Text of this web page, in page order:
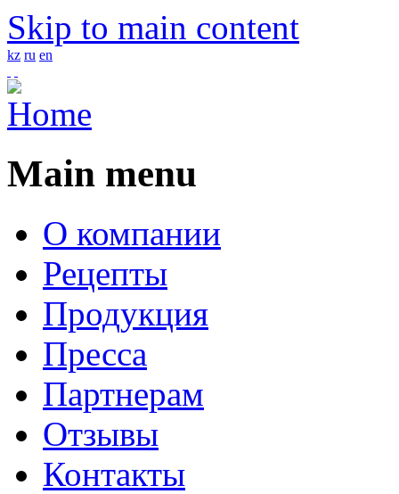
Skip to main content
kz ru en
Main menu
О компании
Рецепты
Продукция
Пресса
Партнерам
Отзывы
Контакты